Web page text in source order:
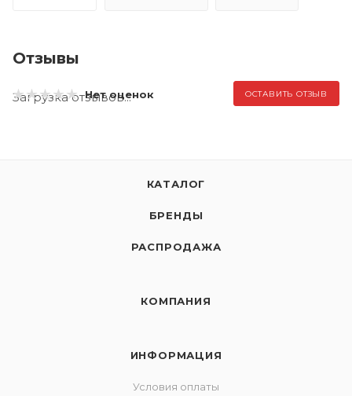
Отзывы
Нет оценок ОСТАВИТЬ ОТЗЫВ
Загрузка отзывов...
КАТАЛОГ
БРЕНДЫ
РАСПРОДАЖА
КОМПАНИЯ
ИНФОРМАЦИЯ
Условия оплаты